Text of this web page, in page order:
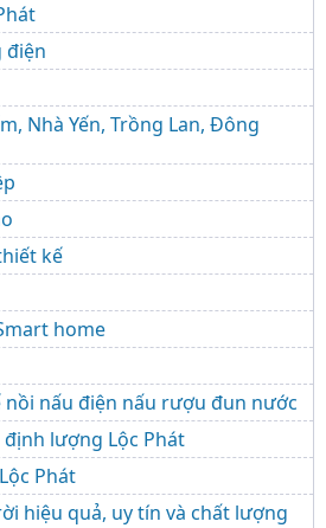
điện
Nhà Yến, Trồng Lan, Đông
kế
home
nấu điện nấu rượu đun nước
lượng Lộc Phát
Phát
hiệu quả, uy tín và chất lượng